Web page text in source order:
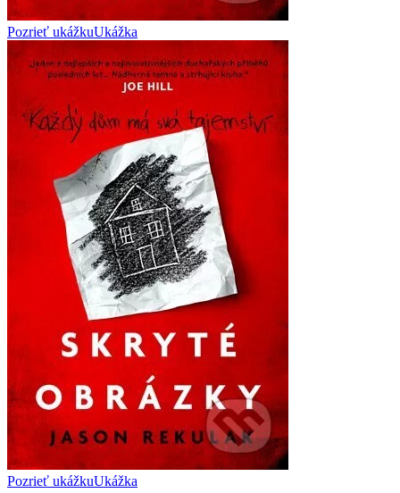
Pozrieť ukážkuUkážka
Pozrieť ukážkuUkážka